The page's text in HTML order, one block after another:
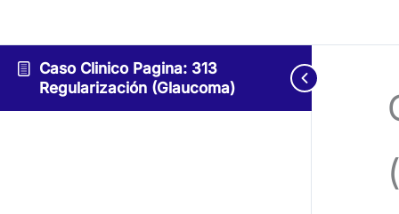
Caso Clinico Pagina: 313
Regularización (Glaucoma)